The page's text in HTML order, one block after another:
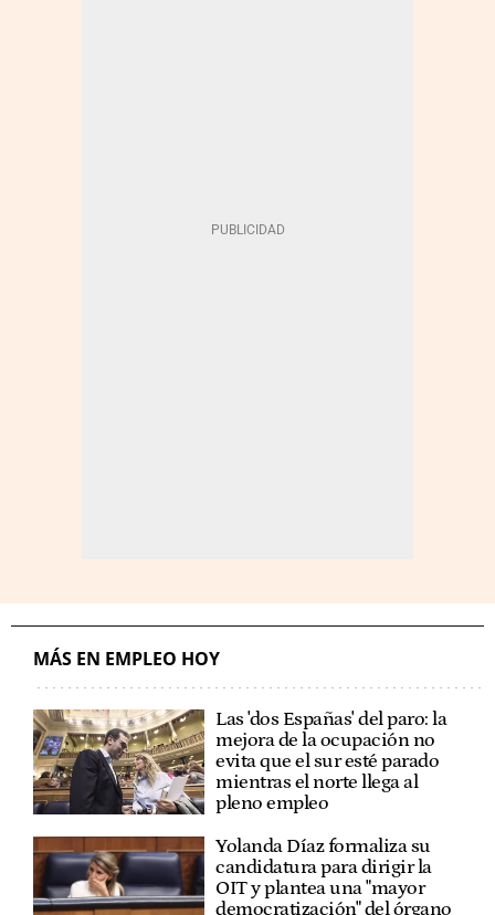
MÁS EN EMPLEO HOY
Las 'dos Españas' del paro: la
mejora de la ocupación no
evita que el sur esté parado
mientras el norte llega al
pleno empleo
Yolanda Díaz formaliza su
candidatura para dirigir la
OIT y plantea una "mayor
democratización" del órgano